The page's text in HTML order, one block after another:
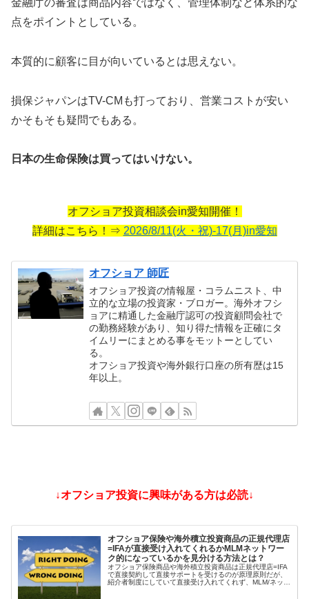
金融庁の審査は商品内容ではなく、管理体制など体系的な
点をポイントとしている。
本質的に顧客に目が向いているとは思えない。
損保ジャパンはTV-CMも打っており、営業コストが安い
かそもそも疑問でもある。
日本の生命保険は買ってはいけない。
オフショア投資相談会in愛知開催！
詳細はこちら！⇒ 2026/8/11(火・祝)-17(月)in愛知
オフショア 師匠
オフショア投資の情報屋・コラムニスト、中
立的な立場の投資家・ブロガー。海外オフシ
ョアに精通した金融庁認可の投資顧問会社で
の勤務経験があり、知り得た情報を正確にタ
イムリーにまとめる事をモットーとしてい
る。
オフショア投資や海外銀行口座の所有歴は15
年以上。
↓オフショア投資に興味がある方は必読↓
オフショア保険や海外積立投資商品の正規代理店
=IFAが直接受け入れてくれるかMLMネットワー
ク的になっているかを見分ける方法とは？
オフショア保険商品や海外積立投資商品は正規代理店=IFA
で直接契約して直接サポートを受けるのが原理原則だが、
紹介者制度にしていて直接受け入れてくれず、MLM/ネット